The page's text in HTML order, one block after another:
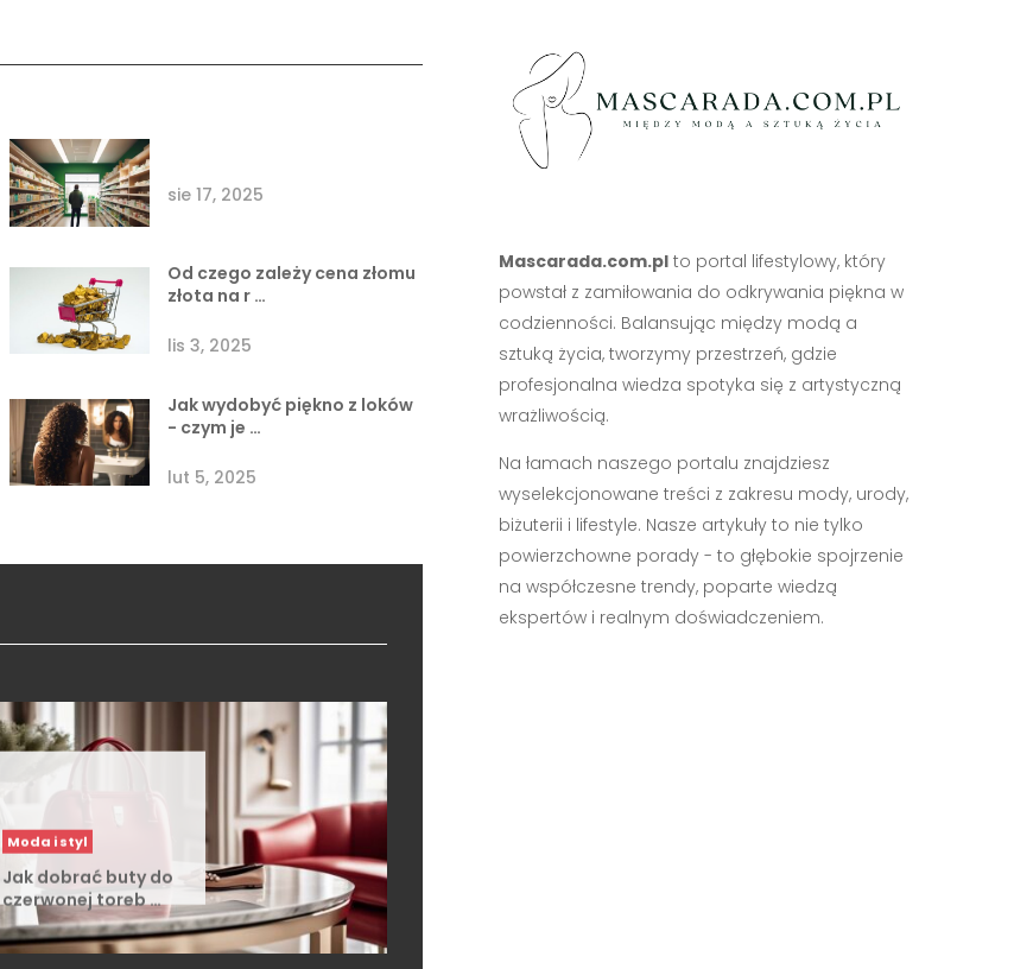
sie 17, 2025
Od czego zależy cena złomu
złota na r …
lis 3, 2025
Jak wydobyć piękno z loków
- czym je …
lut 5, 2025
Moda i styl
Jak dobrać buty do
czerwonej toreb …
Mascarada.com.plto portal lifestylowy, który
powstał z zamiłowania do odkrywania piękna w
codzienności. Balansując między modą a
sztuką życia, tworzymy przestrzeń, gdzie
profesjonalna wiedza spotyka się z artystyczną
wrażliwością.
Na łamach naszego portalu znajdziesz
wyselekcjonowane treści z zakresu mody, urody,
biżuterii i lifestyle. Nasze artykuły to nie tylko
powierzchowne porady - to głębokie spojrzenie
na współczesne trendy, poparte wiedzą
ekspertów i realnym doświadczeniem.